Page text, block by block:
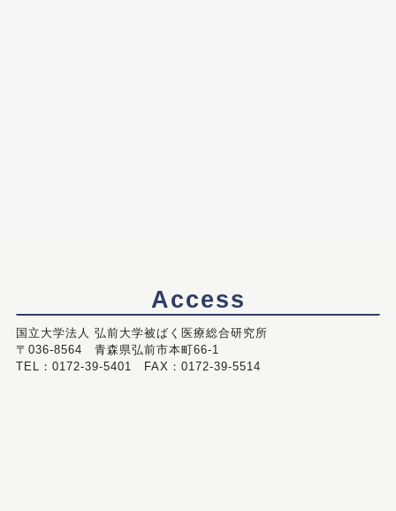
Access
国立大学法人 弘前大学被ばく医療総合研究所
〒036-8564 青森県弘前市本町66-1
TEL：0172-39-5401 FAX：0172-39-5514